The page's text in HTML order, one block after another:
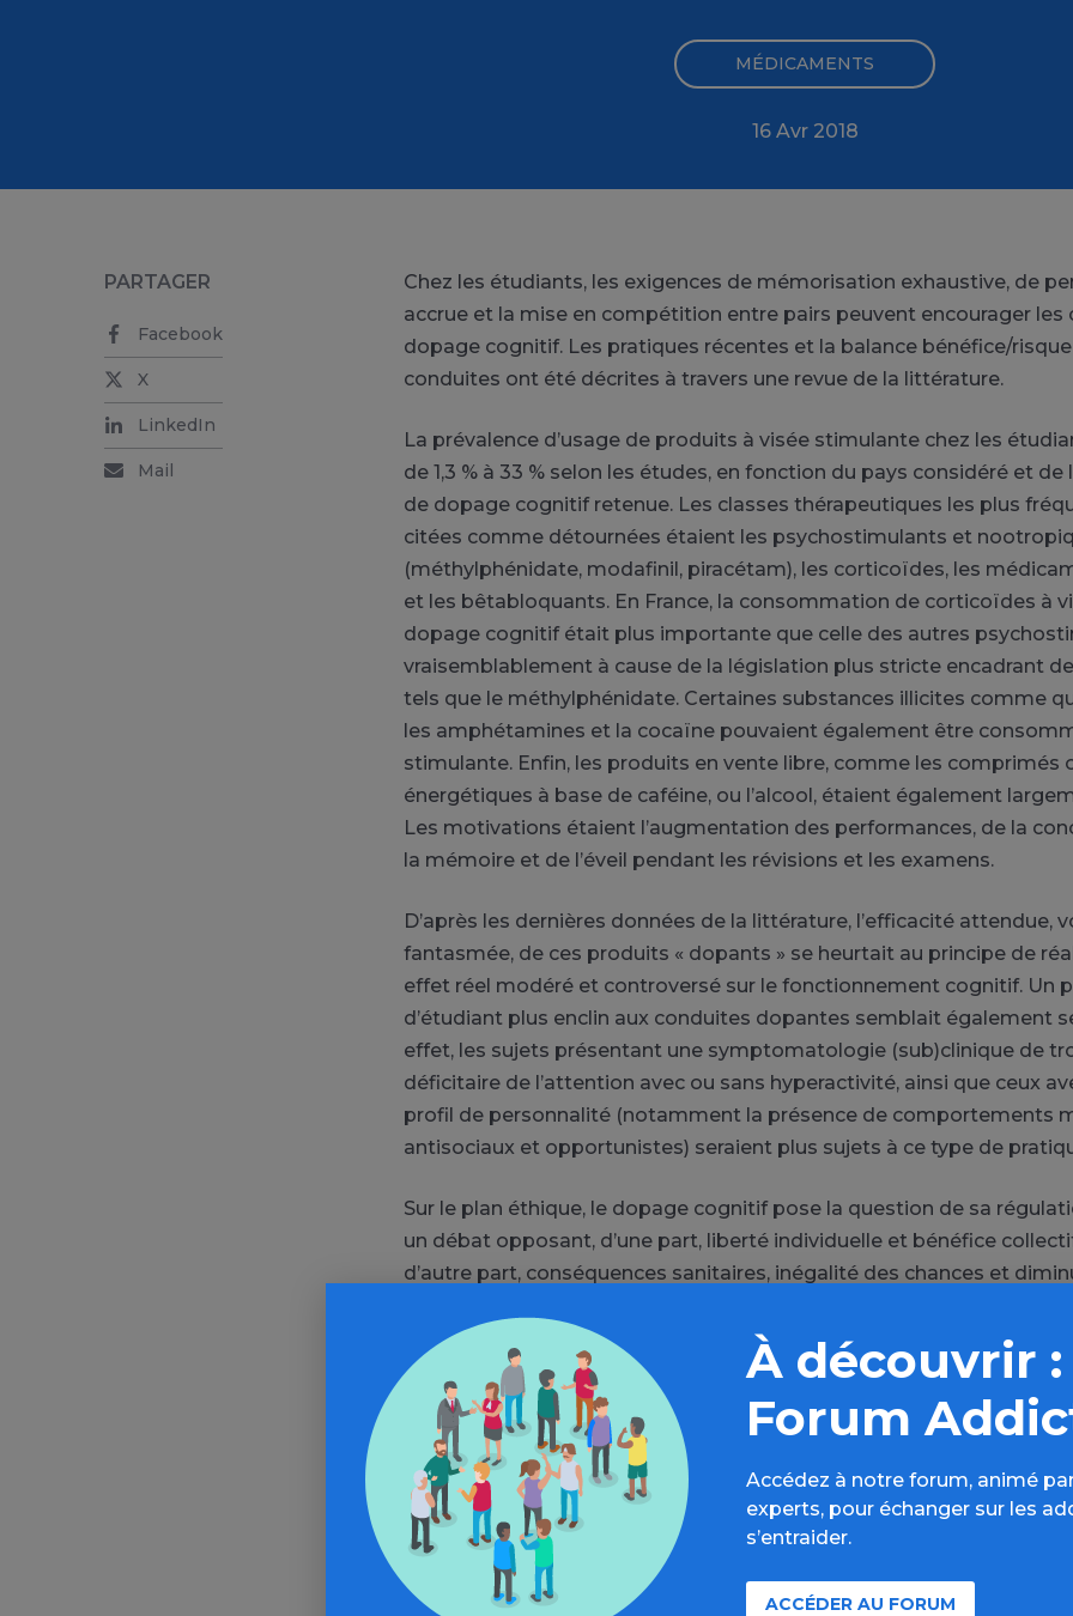
MÉDICAMENTS
16 Avr 2018
Chez les étudiants, les exigences de mémorisation exhaustive, de
accrue et la mise en compétition entre pairs peuvent encourager les
dopage cognitif. Les pratiques récentes et la balance bénéfice/
conduites ont été décrites à travers une revue de la littérature.
La prévalence d’usage de produits à visée stimulante chez les
de 1,3 % à 33 % selon les études, en fonction du pays considéré et
de dopage cognitif retenue. Les classes thérapeutiques les plus
citées comme détournées étaient les psychostimulants et
(méthylphénidate, modafinil, piracétam), les corticoïdes, les
et les bêtabloquants. En France, la consommation de corticoïdes à
dopage cognitif était plus importante que celle des autres
vraisemblablement à cause de la législation plus stricte encadrant
tels que le méthylphénidate. Certaines substances illicites comme
les amphétamines et la cocaïne pouvaient également être
stimulante. Enfin, les produits en vente libre, comme les comprimés
énergétiques à base de caféine, ou l’alcool, étaient également
Les motivations étaient l’augmentation des performances, de la
la mémoire et de l’éveil pendant les révisions et les examens.
D’après les dernières données de la littérature, l’efficacité attendue,
fantasmée, de ces produits « dopants » se heurtait au principe de
effet réel modéré et controversé sur le fonctionnement cognitif. Un
d’étudiant plus enclin aux conduites dopantes semblait également
effet, les sujets présentant une symptomatologie (sub)clinique de
déficitaire de l’attention avec ou sans hyperactivité, ainsi que ceux
profil de personnalité (notamment la présence de comportements
antisociaux et opportunistes) seraient plus sujets à ce type de
Sur le plan éthique, le dopage cognitif pose la question de sa
un débat opposant, d’une part, liberté individuelle et bénéfice
d’autre part, conséquences sanitaires, inégalité des chances et
travers des campagnes de prévention et le repérage des sujets à
indispensable pour limiter l’étendue et les risques et dommages liés
pratiques.
Et pour en savoir plus sur ce phénomène, le documentaire Netflix «
dresse également le portrait de lycéens, banquiers, ingénieurs et
recours aux psychostimulants afin de booster leurs performances.
PARTAGER
Facebook
X
LinkedIn
Mail
À découvrir :
Forum
Accédez à notre forum, animé
experts, pour échanger sur les
s’entraider.
ACCÉDER AU FORUM